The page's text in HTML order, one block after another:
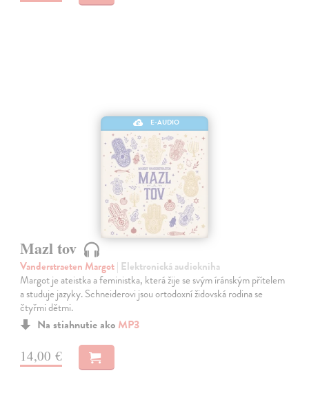
E-AUDIO
Mazl tov
Vanderstraeten Margot| Elektronická audiokniha
Margot je ateistka a feministka, která žije se svým íránským přítelem
a studuje jazyky. Schneiderovi jsou ortodoxní židovská rodina se
čtyřmi dětmi.
Na stiahnutie ako MP3
14,00 €